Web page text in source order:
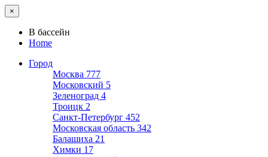
×
В бассейн
Home
Город
Москва 777
Московский 5
Зеленоград 4
Троицк 2
Санкт-Петербург 452
Московская область 342
Балашиха 21
Химки 17